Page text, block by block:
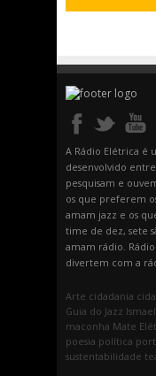
A Rádio Elétrica é
desenvolvido
pesquisam e
os que preferem
amam jazz e os
time de dez, sete
amam rádio.
divertem com a
Arte cidadania
Guia do Jazz
maconha Mate
poesia política
sustentabilidade